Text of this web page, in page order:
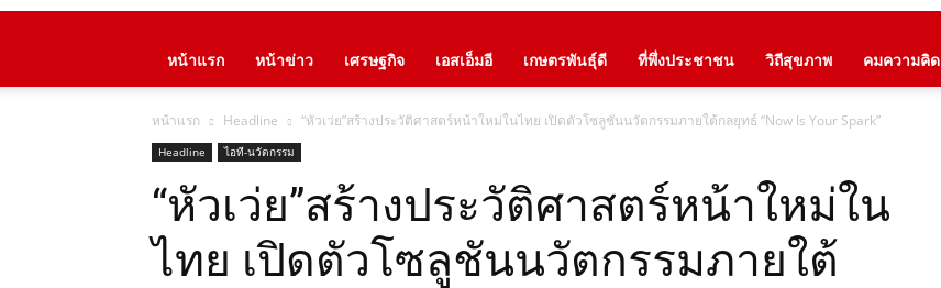
หน้าแรก หน้าข่าว เศรษฐกิจ เอสเอ็มอี เกษตรพันธุ์ดี ที่พึ่งประชาชน วิถีสุขภาพ คมความคิด
หน้าแรก Headline “หัวเว่ย”สร้างประวัติศาสตร์หน้าใหม่ในไทย เปิดตัวโซลูชันนวัตกรรมภายใต้กลยุทธ์ “Now Is Your Spark”
Headline ไอที-นวัตกรรม
“หัวเว่ย”สร้างประวัติศาสตร์หน้าใหม่ใน
ไทย เปิดตัวโซลูชันนวัตกรรมภายใต้